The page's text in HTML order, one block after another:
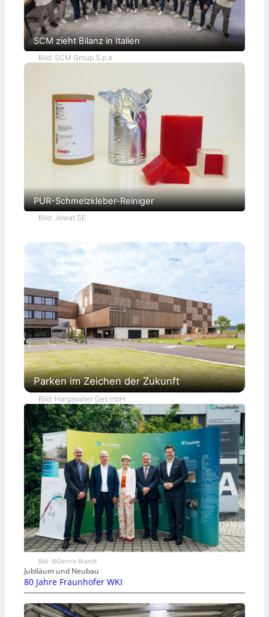
SCM zieht Bilanz in Italien
Bild: SCM Group S.p.a.
PUR-Schmelzkleber-Reiniger
Bild: Jowat SE
Parken im Zeichen der Zukunft
Bild: Hargassner Ges mbH
Bild: ©Dennis Brandt
Jubiläum und Neubau
80 Jahre Fraunhofer WKI